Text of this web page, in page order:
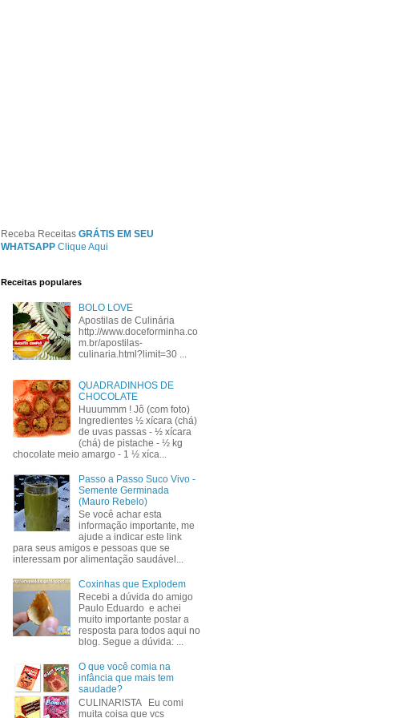
Receba Receitas GRÁTIS EM SEU
WHATSAPP Clique Aqui
Receitas populares
BOLO LOVE
Apostilas de Culinária
http://www.doceforminha.co
m.br/apostilas-
culinaria.html?limit=30 ...
QUADRADINHOS DE
CHOCOLATE
Huuummm ! Jô (com foto)
Ingredientes ½ xícara (chá)
de uvas passas - ½ xícara
(chá) de pistache - ½ kg
chocolate meio amargo - 1 ½ xíca...
Passo a Passo Suco Vivo -
Semente Germinada
(Mauro Rebelo)
Se você achar esta
informação importante, me
ajude a indicar este link
para seus amigos e pessoas que se
interessam por alimentação saudável...
Coxinhas que Explodem
Recebi a dúvida do amigo
Paulo Eduardo e achei
muito importante postar a
resposta para todos aqui no
blog. Segue a dúvida: ...
O que você comia na
infância que mais tem
saudade?
CULINARISTA Eu comi
muita coisa que vcs